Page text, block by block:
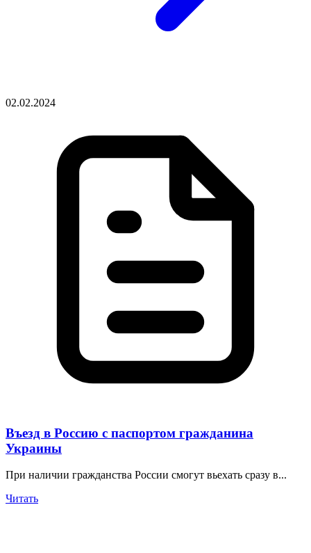
02.02.2024
Въезд в Россию с паспортом гражданина
Украины
При наличии гражданства России смогут вьехать сразу в...
Читать